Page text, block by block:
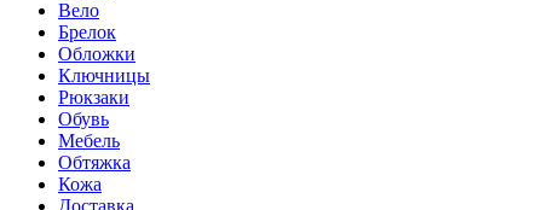
Вело
Брелок
Обложки
Ключницы
Рюкзаки
Обувь
Мебель
Обтяжка
Кожа
Доставка